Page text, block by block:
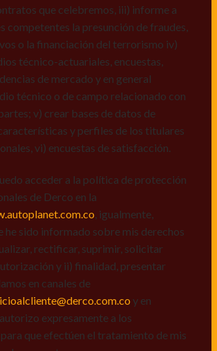
acceder a la política de protección
de Derco en la
, igualmente,
he sido informado sobre mis derechos
rectificar, suprimir, solicitar
y ii) finalidad, presentar
en canales de
y en
que efectúen el tratamiento de mis
lo expuesto.
que celebremos, iii) informe a
competentes la presunción de fraudes,
o la financiación del terrorismo iv)
técnico-actuariales, encuestas,
de mercado y en general
técnico o de campo relacionado con
v) crear bases de datos de
y perfiles de los titulares
vi) encuestas de satisfacción.
acceder a la política de protección
de Derco en la
, igualmente,
he sido informado sobre mis derechos
rectificar, suprimir, solicitar
y ii) finalidad, presentar
en canales de
y en
expresamente a los
que efectúen el tratamiento de mis